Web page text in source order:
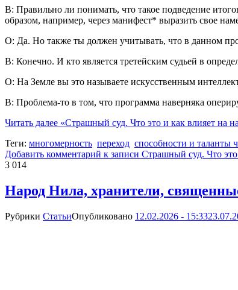
В: Правильно ли понимать, что такое подведение
образом, например, через манифест* выразить свое
О: Да. Но также ты должен учитывать, что в данном
В: Конечно. И кто является третейским судьей в
О: На Земле вы это называете искусственным
В: Проблема-то в том, что программа наверняка
Читать далее «Страшный суд. Что это и как влияет на
Теги: многомерность переход способности и таланты
Добавить комментарий к записи Страшный суд. Что
3 014
Народ Нила, хранители,
Рубрики СтатьиОпубликовано 12.02.2026 - 15:33